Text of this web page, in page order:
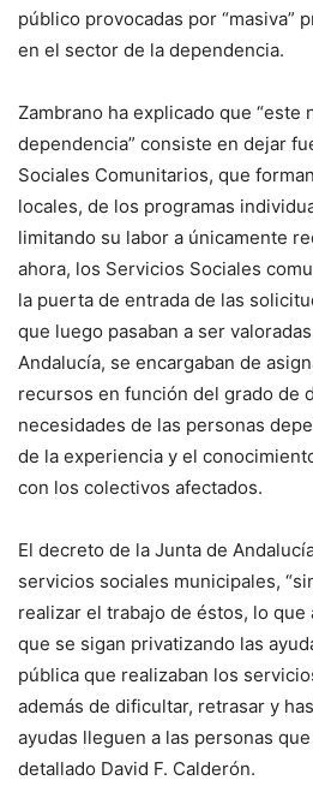
público provocadas por “masiva”
en el sector de la dependencia.
Zambrano ha explicado que “este
dependencia” consiste en dejar
Sociales Comunitarios, que
locales, de los programas
limitando su labor a únicamente
ahora, los Servicios Sociales
la puerta de entrada de las
que luego pasaban a ser
Andalucía, se encargaban de
recursos en función del grado de
necesidades de las personas
de la experiencia y el
con los colectivos afectados.
El decreto de la Junta de
servicios sociales municipales,
realizar el trabajo de éstos, lo que
que se sigan privatizando las
pública que realizaban los
además de dificultar, retrasar y
ayudas lleguen a las personas
detallado David F. Calderón.